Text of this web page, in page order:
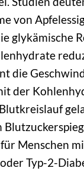
von
glykämische
die
der
Menschen
Typ-2-